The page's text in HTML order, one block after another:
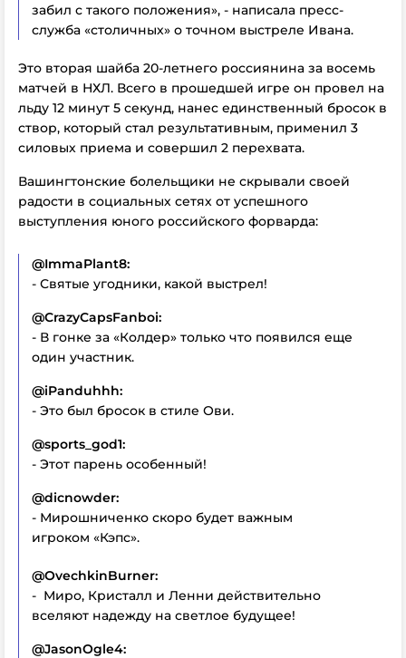
забил с такого положения», - написала пресс-
служба «столичных» о точном выстреле Ивана.
Это вторая шайба 20-летнего россиянина за восемь
матчей в НХЛ. Всего в прошедшей игре он провел на
льду 12 минут 5 секунд, нанес единственный бросок в
створ, который стал результативным, применил 3
силовых приема и совершил 2 перехвата.
Вашингтонские болельщики не скрывали своей
радости в социальных сетях от успешного
выступления юного российского форварда:
@ImmaPlant8:
- Святые угодники, какой выстрел!
@CrazyCapsFanboi:
- В гонке за «Колдер» только что появился еще
один участник.
@iPanduhhh:
- Это был бросок в стиле Ови.
@sports_god1:
- Этот парень особенный!
@dicnowder:
- Мирошниченко скоро будет важным
игроком «Кэпс».
@OvechkinBurner:
- Миро, Кристалл и Ленни действительно
вселяют надежду на светлое будущее!
@JasonOgle4: